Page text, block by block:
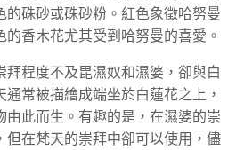
的硃砂或硃砂粉。紅色象徵哈努曼
香木花尤其受到哈努曼的喜愛。
程度不及毘濕奴和濕婆，卻與白
常被描繪成端坐於白蓮花之上，
由此而生。有趣的是，在濕婆的崇
但在梵天的崇拜中卻可以使用，儘